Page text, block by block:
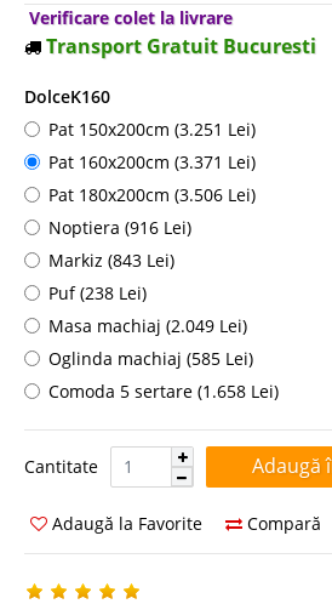
Verificare colet la livrare
Transport Gratuit Bucuresti
DolceK160
Pat 150x200cm (3.251 Lei)
Pat 160x200cm (3.371 Lei)
Pat 180x200cm (3.506 Lei)
Noptiera (916 Lei)
Markiz (843 Lei)
Puf (238 Lei)
Masa machiaj (2.049 Lei)
Oglinda machiaj (585 Lei)
Comoda 5 sertare (1.658 Lei)
Cantitate Cantitate:
Adaugă la Favorite Compară